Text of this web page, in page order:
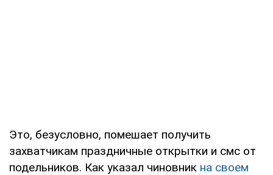
Это, безусловно, помешает получить
захватчикам праздничные открытки и смс от
подельников. Как указал чиновник на своем